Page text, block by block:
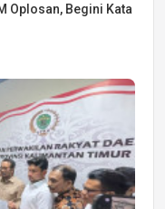
Oplosan, Begini Kata